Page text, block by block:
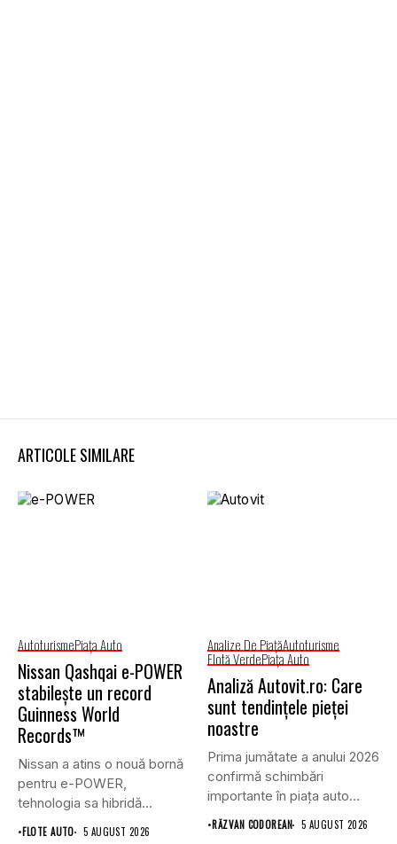
ARTICOLE SIMILARE
AutoturismePiaţa Auto
Nissan Qashqai e-POWER
stabilește un record
Guinness World
Records™
Nissan a atins o nouă bornă
pentru e-POWER,
tehnologia sa hibridă
unică,...
•FLOTE AUTO 5 AUGUST 2026
Analize De PiațăAutoturisme
Flotă VerdePiaţa Auto
Analiză Autovit.ro: Care
sunt tendințele pieței
noastre
Prima jumătate a anului 2026
confirmă schimbări
importante în piața auto
din...
•RĂZVAN CODOREAN 5 AUGUST 2026